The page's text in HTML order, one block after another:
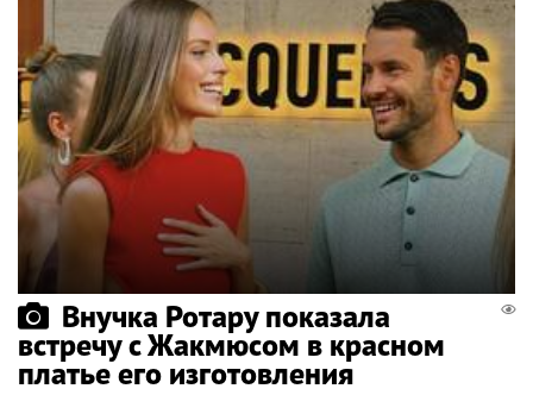
Внучка Ротару показала
встречу с Жакмюсом в красном
платье его изготовления